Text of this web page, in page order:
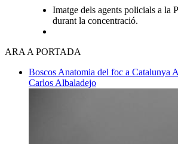
Imatge dels agents policials a la
durant la concentració.
ARA A PORTADA
Boscos Anatomia del foc a Catalunya
Carlos Albaladejo